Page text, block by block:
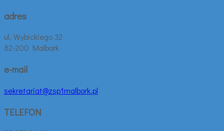
adres
ul. Wybickiego 32
82-200 Malbork
e-mail
sekretariat@zsp1malbork.pl
TELEFON